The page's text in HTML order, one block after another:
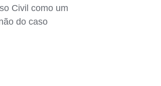
Civil como um
do caso